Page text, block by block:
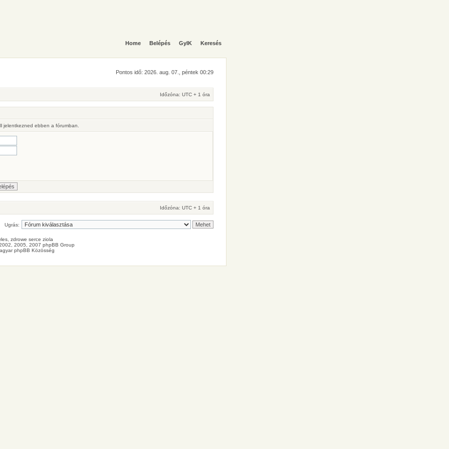
Home Belépés GyIK Keresés
Pontos idő: 2026. aug. 07., péntek 00:29
Időzóna: UTC + 1 óra
jelentkezned ebben a fórumban.
Időzóna: UTC + 1 óra
Ugrás:
, zdrowe serce ziola
2005, 2007 phpBB Group
phpBB Közösség